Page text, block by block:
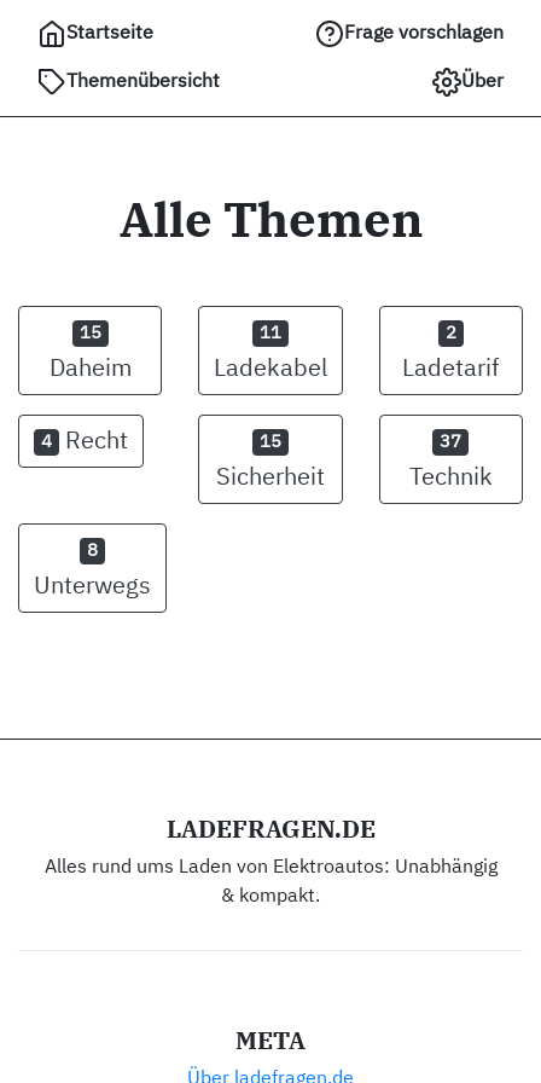
Startseite Frage vorschlagen
Themenübersicht Über
Alle Themen
15
Daheim
11
Ladekabel
2
Ladetarif
4 Recht 15
Sicherheit
37
Technik
8
Unterwegs
LADEFRAGEN.DE
Alles rund ums Laden von Elektroautos: Unabhängig
& kompakt.
META